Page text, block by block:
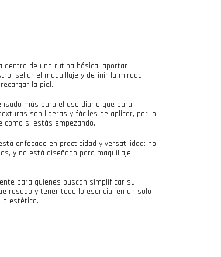
dentro de una rutina básica: aportar
sellar el maquillaje y definir la mirada,
la piel.
más para el uso diario que para
son ligeras y fáciles de aplicar, por lo
como si estás empezando.
enfocado en practicidad y versatilidad: no
y no está diseñado para maquillaje
para quienes buscan simplificar su
rosado y tener todo lo esencial en un solo
estético.